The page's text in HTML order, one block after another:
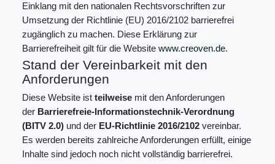
Einklang mit den nationalen Rechtsvorschriften zur
Umsetzung der Richtlinie (EU) 2016/2102 barrierefrei
zugänglich zu machen. Diese Erklärung zur
Barrierefreiheit gilt für die Website www.creoven.de.
Stand der Vereinbarkeit mit den
Anforderungen
Diese Website ist teilweise mit den Anforderungen
der Barrierefreie-Informationstechnik-Verordnung
(BITV 2.0) und der EU-Richtlinie 2016/2102 vereinbar.
Es werden bereits zahlreiche Anforderungen erfüllt, einige
Inhalte sind jedoch noch nicht vollständig barrierefrei.